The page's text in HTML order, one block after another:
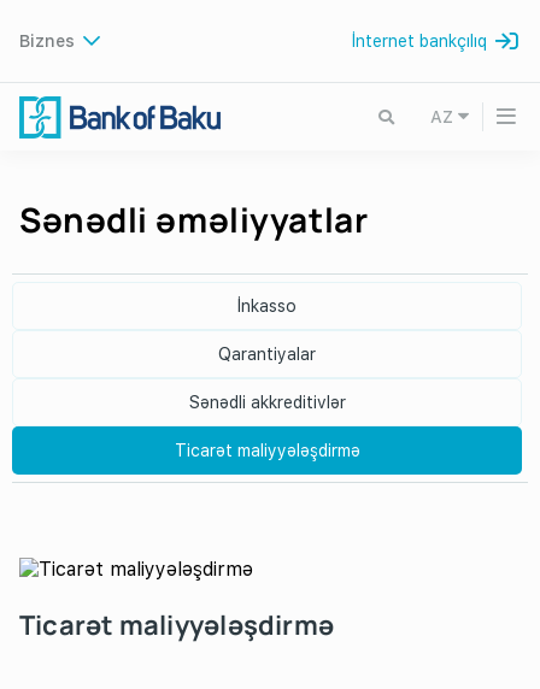
Biznes İnternet bankçılıq
AZ
Sənədli əməliyyatlar
İnkasso
Qarantiyalar
Sənədli akkreditivlər
Ticarət maliyyələşdirmə
Ticarət maliyyələşdirmə